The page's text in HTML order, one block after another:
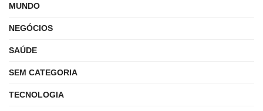
MUNDO
NEGÓCIOS
SAÚDE
SEM CATEGORIA
TECNOLOGIA